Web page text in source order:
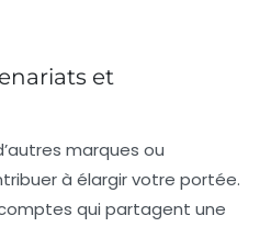
et
marques ou
à élargir votre portée.
qui partagent une